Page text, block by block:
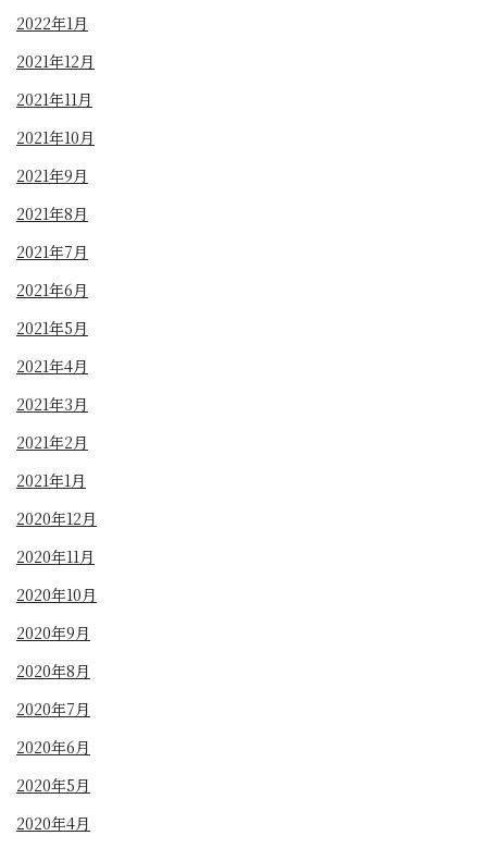
2022年1月
2021年12月
2021年11月
2021年10月
2021年9月
2021年8月
2021年7月
2021年6月
2021年5月
2021年4月
2021年3月
2021年2月
2021年1月
2020年12月
2020年11月
2020年10月
2020年9月
2020年8月
2020年7月
2020年6月
2020年5月
2020年4月